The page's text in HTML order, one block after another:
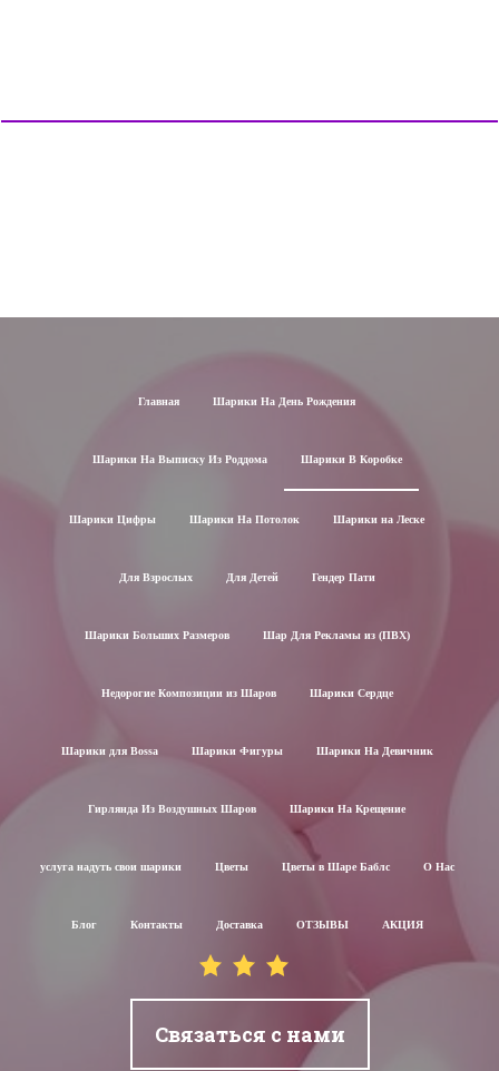
Главная Шарики На День Рождения
Шарики На Выписку Из Роддома Шарики В Коробке
Шарики Цифры Шарики На Потолок Шарики на Леске
Для Взрослых Для Детей Гендер Пати
Шарики Больших Размеров Шар Для Рекламы из (ПВХ)
Недорогие Композиции из Шаров Шарики Сердце
Шарики для Воssa Шарики Фигуры Шарики На Девичник
Гирлянда Из Воздушных Шаров Шарики На Крещение
услуга надуть свои шарики Цветы Цветы в Шаре Баблс О Нас
Блог Контакты Доставка ОТЗЫВЫ АКЦИЯ
Связаться с нами